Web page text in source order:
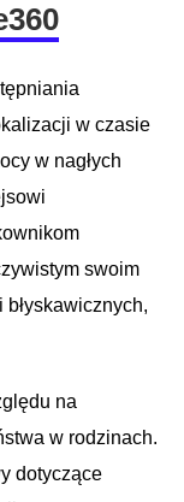
w czasie
w nagłych
swoim
na
w rodzinach.
dotyczące